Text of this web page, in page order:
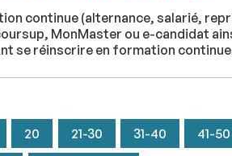
continue (alternance, salarié,
MonMaster ou e-candidat
se réinscrire en formation
20 21-30 31-40 41-50